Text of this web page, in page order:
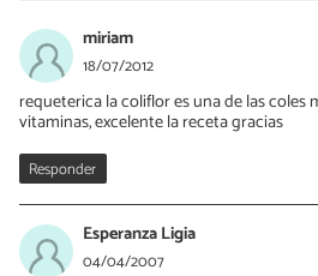
miriam
18/07/2012
requeterica la coliflor es una de las coles
vitaminas, excelente la receta gracias
Responder
Esperanza Ligia
04/04/2007